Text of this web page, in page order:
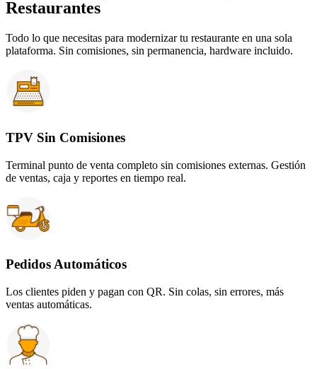
Restaurantes
Todo lo que necesitas para modernizar tu restaurante en una sola
plataforma. Sin comisiones, sin permanencia, hardware incluido.
TPV Sin Comisiones
Terminal punto de venta completo sin comisiones externas. Gestión
de ventas, caja y reportes en tiempo real.
Pedidos Automáticos
Los clientes piden y pagan con QR. Sin colas, sin errores, más
ventas automáticas.